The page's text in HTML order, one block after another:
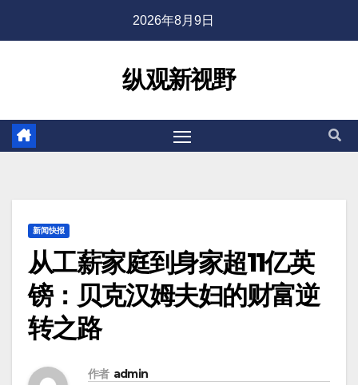
2026年8月9日
纵观新视野
新闻快报
从工薪家庭到身家超11亿英
镑：贝克汉姆夫妇的财富逆
转之路
作者 admin